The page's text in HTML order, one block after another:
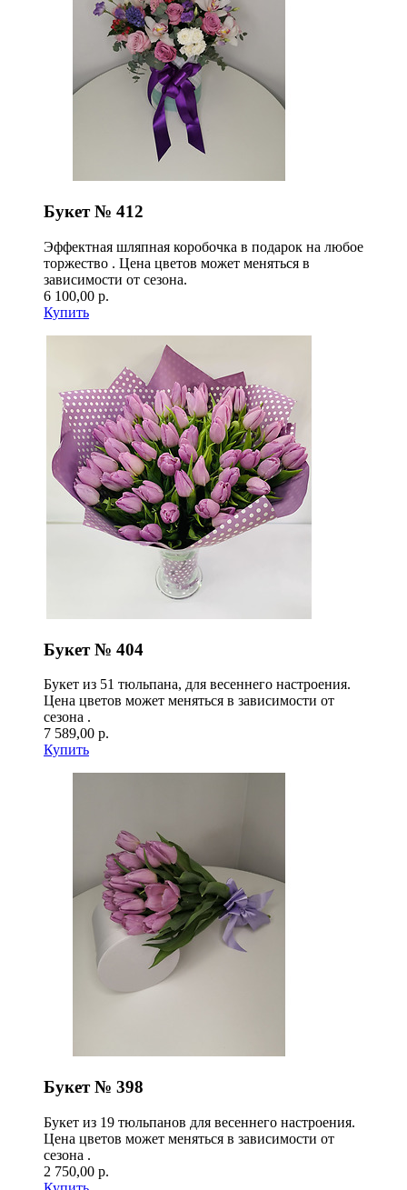
Букет № 412
Эффектная шляпная коробочка в подарок на любое
торжество . Цена цветов может меняться в
зависимости от сезона.
6 100,00 р.
Купить
Букет № 404
Букет из 51 тюльпана, для весеннего настроения.
Цена цветов может меняться в зависимости от
сезона .
7 589,00 р.
Купить
Букет № 398
Букет из 19 тюльпанов для весеннего настроения.
Цена цветов может меняться в зависимости от
сезона .
2 750,00 р.